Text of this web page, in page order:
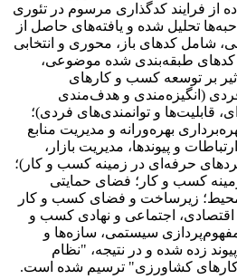
از فرایند کدگذاری مرسوم در تئوری
تحلیل شده و یافته‌های حاصل از
شامل کدهای باز، محوری و انتخابی
طبقه‌بندی شده موضوعی،
بر توسعه کسب ‌و کارهای
فردی (انگیزه‌مندی و هدف‌مندی
قابلیت‌ها و توانمندی‌های فردی)؛
بهره‌ورانه و مدیریت منابع
و پیوندها، مدیریت بازار،
حرفه‌ای در زمینه کسب‌ و کار)؛
کسب ‌و کار؛ فضای حمایتی
محیط؛ زیرساخت و فضای کسب ‌و کار
اجتماعی و نهادی کسب ‌و
سیستمی، سازه‌ها و
زده شده و در نتیجه، "نظام
کارهای کشاورزی" ترسیم شده است.